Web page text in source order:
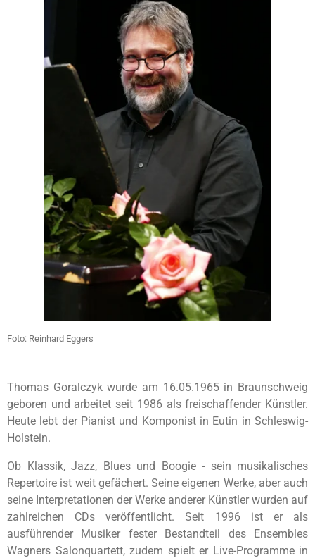
Foto: Reinhard Eggers
Thomas Goralczyk wurde am 16.05.1965 in Braunschweig
geboren und arbeitet seit 1986 als freischaffender Künstler.
Heute lebt der Pianist und Komponist in Eutin in Schleswig-
Holstein.
Ob Klassik, Jazz, Blues und Boogie - sein musikalisches
Repertoire ist weit gefächert. Seine eigenen Werke, aber auch
seine Interpretationen der Werke anderer Künstler wurden auf
zahlreichen CDs veröffentlicht. Seit 1996 ist er als
ausführender Musiker fester Bestandteil des Ensembles
Wagners Salonquartett, zudem spielt er Live-Programme in